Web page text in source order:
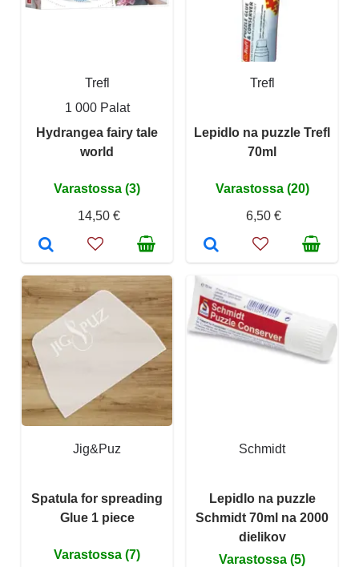
Trefl
1 000 Palat
Hydrangea fairy tale
world
Varastossa (3)
14,50 €
Trefl
Lepidlo na puzzle Trefl
70ml
Varastossa (20)
6,50 €
Jig&Puz
Spatula for spreading
Glue 1 piece
Varastossa (7)
Schmidt
Lepidlo na puzzle
Schmidt 70ml na 2000
dielikov
Varastossa (5)